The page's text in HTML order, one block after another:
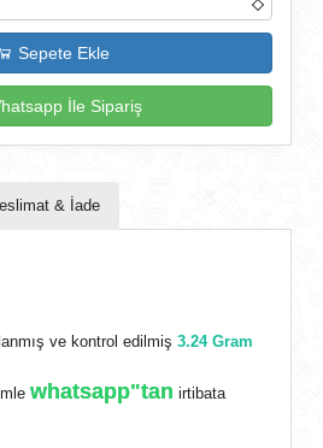
Sepete Ekle
İle Sipariş
& İade
ve kontrol edilmiş3.24 Gram
whatsapp"tan irtibata